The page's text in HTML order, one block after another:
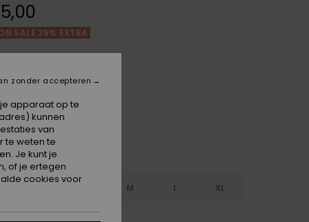
SALE 25% EXTRA
M L XL
apparaat op te
kunnen
van
te weten te
Je kunt je
of je ertegen
cookies voor
zonder accepteren